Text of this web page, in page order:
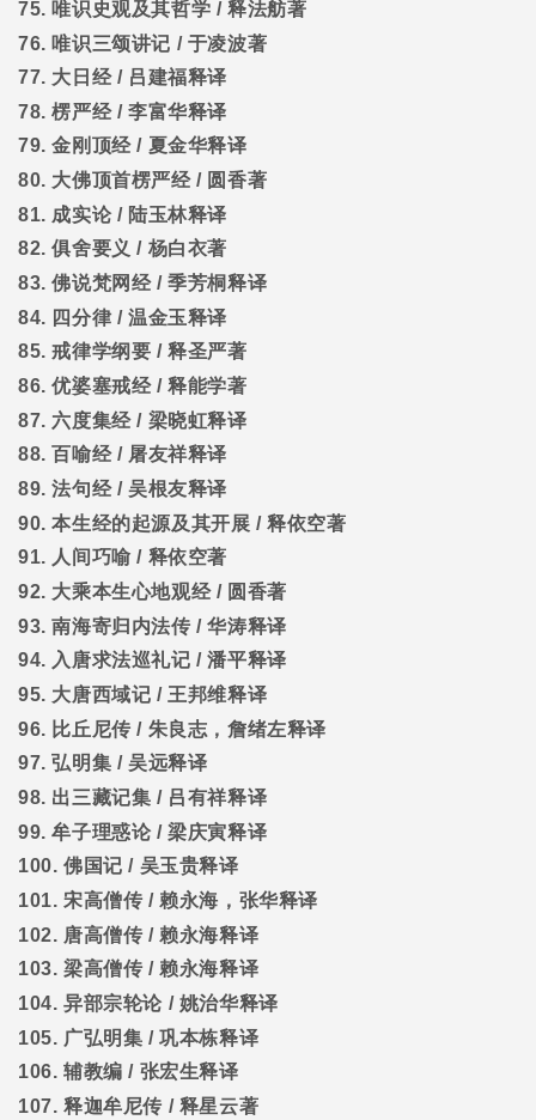
75. 唯识史观及其哲学 /释法舫著
76. 唯识三颂讲记 / 于凌波著
77. 大日经/ 吕建福释译
78.楞严经/李富华释译
79.金刚顶经/ 夏金华释译
80. 大佛顶首楞严经/ 圆香著
81. 成实论/ 陆玉林释译
82.俱舍要义 / 杨白衣著
83.佛说梵网经/季芳桐释译
84. 四分律 /温金玉释译
85.戒律学纲要 /释圣严著
86.优婆塞戒经/释能学著
87. 六度集经/ 梁晓虹释译
88.百喻经/ 屠友祥释译
89.法句经/吴根友释译
90.本生经的起源及其开展 /释依空著
91. 人间巧喻 / 释依空著
92. 大乘本生心地观经/ 圆香著
93.南海寄归内法传 /华涛释译
94. 入唐求法巡礼记 /潘平释译
95. 大唐西域记 / 王邦维释译
96. 比丘尼传 / 朱良志，詹绪左释译
97.弘明集 /吴远释译
98. 出三藏记集 / 吕有祥释译
99.牟子理惑论/梁庆寅释译
100. 佛国记 / 吴玉贵释译
101. 宋高僧传 / 赖永海，张华释译
102. 唐高僧传 / 赖永海释译
103. 梁高僧传 / 赖永海释译
104. 异部宗轮论 / 姚治华释译
105. 广弘明集 /巩本栋释译
106. 辅教编 / 张宏生释译
107. 释迦牟尼传 / 释星云著